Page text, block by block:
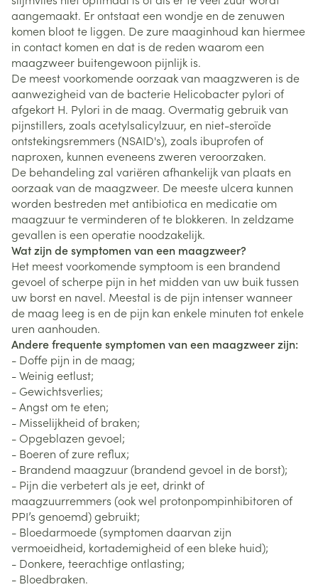
aangemaakt. Er ontstaat een wondje en de zenuwen
komen bloot te liggen. De zure maaginhoud kan hiermee
in contact komen en dat is de reden waarom een
maagzweer buitengewoon pijnlijk is.
De meest voorkomende oorzaak van maagzweren is de
aanwezigheid van de bacterie Helicobacter pylori of
afgekort H. Pylori in de maag. Overmatig gebruik van
pijnstillers, zoals acetylsalicylzuur, en niet-steroïde
ontstekingsremmers (NSAID's), zoals ibuprofen of
naproxen, kunnen eveneens zweren veroorzaken.
De behandeling zal variëren afhankelijk van plaats en
oorzaak van de maagzweer. De meeste ulcera kunnen
worden bestreden met antibiotica en medicatie om
maagzuur te verminderen of te blokkeren. In zeldzame
gevallen is een operatie noodzakelijk.
Wat zijn de symptomen van een maagzweer?
Het meest voorkomende symptoom is een brandend
gevoel of scherpe pijn in het midden van uw buik tussen
uw borst en navel. Meestal is de pijn intenser wanneer
de maag leeg is en de pijn kan enkele minuten tot enkele
uren aanhouden.
Andere frequente symptomen van een maagzweer zijn:
- Doffe pijn in de maag;
- Weinig eetlust;
- Gewichtsverlies;
- Angst om te eten;
- Misselijkheid of braken;
- Opgeblazen gevoel;
- Boeren of zure reflux;
- Brandend maagzuur (brandend gevoel in de borst);
- Pijn die verbetert als je eet, drinkt of
maagzuurremmers (ook wel protonpompinhibitoren of
PPI’s genoemd) gebruikt;
- Bloedarmoede (symptomen daarvan zijn
vermoeidheid, kortademigheid of een bleke huid);
- Donkere, teerachtige ontlasting;
- Bloedbraken.